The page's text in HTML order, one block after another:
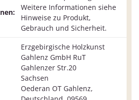
Weitere Informationen siehe
Hinweise zu Produkt,
Gebrauch und Sicherheit.
Erzgebirgische Holzkunst
Gahlenz GmbH RuT
Gahlenzer Str.20
Sachsen
Oederan OT Gahlenz,